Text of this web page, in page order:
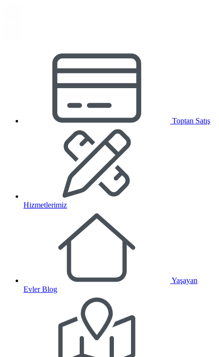
Toptan Satış
Hizmetlerimiz
Yaşayan
Evler Blog